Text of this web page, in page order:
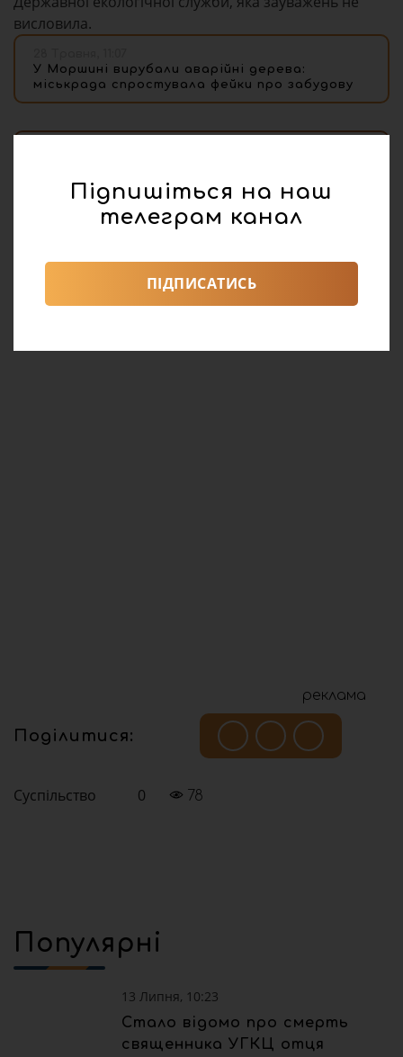
висловила.
У Моршині вирубали аварійні дерева:
міськрада спростувала фейки про забудову
реклама
Поділитися:
Суспільство 0 78
Популярні
13 Липня, 10:23
Стало відомо про смерть
священника УГКЦ отця
Підпишіться на наш
телеграм канал
ПІДПИСАТИСЬ